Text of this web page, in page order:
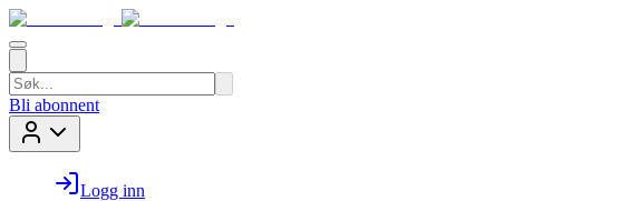
Bli abonnent
Logg inn